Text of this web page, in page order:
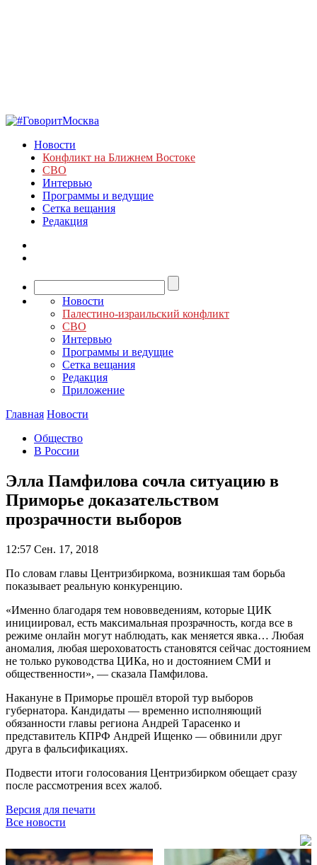
Новости
Конфликт на Ближнем Востоке
СВО
Интервью
Программы и ведущие
Сетка вещания
Редакция
Новости
Палестино-израильский конфликт
СВО
Интервью
Программы и ведущие
Сетка вещания
Редакция
Приложение
Главная Новости
Общество
В России
Элла Памфилова сочла ситуацию в
Приморье доказательством
прозрачности выборов
12:57 Сен. 17, 2018
По словам главы Центризбиркома, возникшая там борьба
показывает реальную конкуренцию.
«Именно благодаря тем нововведениям, которые ЦИК
инициировал, есть максимальная прозрачность, когда все в
режиме онлайн могут наблюдать, как меняется явка… Любая
аномалия, любая шероховатость становятся сейчас достоянием
не только руководства ЦИКа, но и достоянием СМИ и
общественности», — сказала Памфилова.
Накануне в Приморье прошёл второй тур выборов
губернатора. Кандидаты — временно исполняющий
обязанности главы региона Андрей Тарасенко и
представитель КПРФ Андрей Ищенко — обвинили друг
друга в фальсификациях.
Подвести итоги голосования Центризбирком обещает сразу
после рассмотрения всех жалоб.
Версия для печати
Все новости